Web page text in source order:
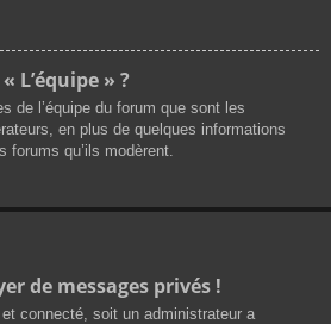
L’équipe » ?
de l’équipe du forum que sont les
en plus de quelques informations
qu’ils modèrent.
de messages privés !
connecté, soit un administrateur a